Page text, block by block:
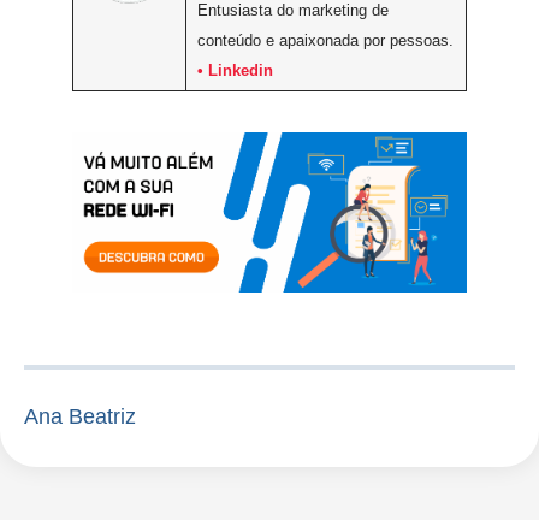
Entusiasta do marketing de
conteúdo e apaixonada por pessoas.
• Linkedin
Ana Beatriz